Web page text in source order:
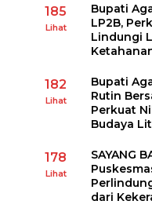
185
Lihat
Bupati
LP2B,
Lindungi
182
Lihat
Bupati
Rutin
Perkuat
Budaya
178
Lihat
SAYANG
dari